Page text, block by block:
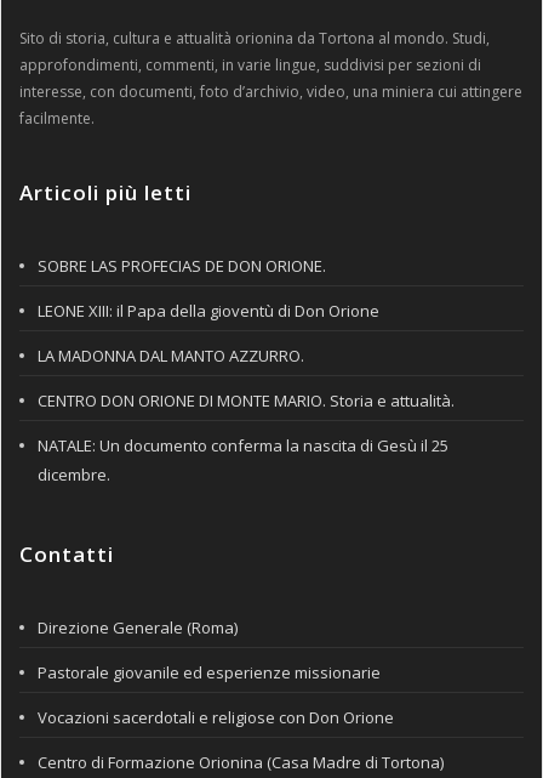
Sito di storia, cultura e attualità orionina da Tortona al mondo. Studi,
approfondimenti, commenti, in varie lingue, suddivisi per sezioni di
interesse, con documenti, foto d’archivio, video, una miniera cui attingere
facilmente.
Articoli più letti
SOBRE LAS PROFECIAS DE DON ORIONE.
LEONE XIII: il Papa della gioventù di Don Orione
LA MADONNA DAL MANTO AZZURRO.
CENTRO DON ORIONE DI MONTE MARIO. Storia e attualità.
NATALE: Un documento conferma la nascita di Gesù il 25
dicembre.
Contatti
Direzione Generale (Roma)
Pastorale giovanile ed esperienze missionarie
Vocazioni sacerdotali e religiose con Don Orione
Centro di Formazione Orionina (Casa Madre di Tortona)